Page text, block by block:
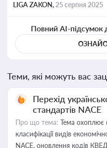
LIGA ZAKON, 25 серпня 2025
Повний AI-підсумок
Теми, які можуть вас
Перехід
стандартів NACE
Про що тема: Тема охоплює
класифікації видів
NACE, оновлення кодів